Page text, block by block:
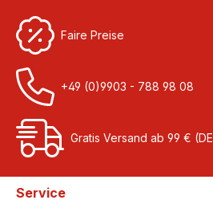
Faire Preise
+49 (0)9903 - 788 98 08
Gratis Versand ab 99 €
Service